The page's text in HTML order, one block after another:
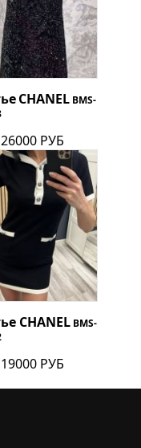
CHANEL BMS-
26000 РУБ
CHANEL BMS-
19000 РУБ